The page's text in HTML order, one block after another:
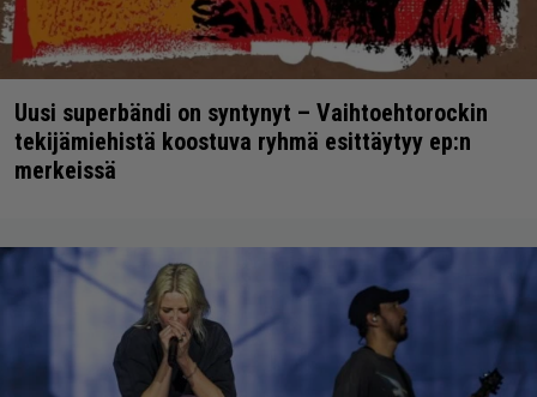
Uusi superbändi on syntynyt – Vaihtoehtorockin
tekijämiehistä koostuva ryhmä esittäytyy ep:n
merkeissä